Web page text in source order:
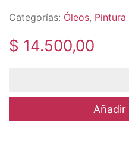
Categorías: Óleos, Pintura
$ 14.500,00
Oleo